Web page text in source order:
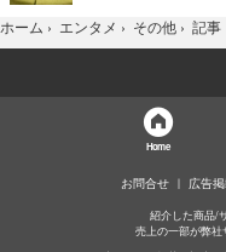
ホーム › エンタメ › その他 › 記事
Home
お問合せ 広告
紹介した商品/
売上の一部が弊社